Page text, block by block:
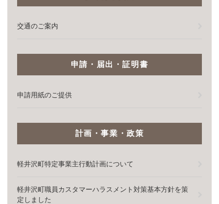
交通のご案内
申請・届出・証明書
申請用紙のご提供
計画・事業・政策
軽井沢町特定事業主行動計画について
軽井沢町職員カスタマーハラスメント対策基本方針を策
定しました